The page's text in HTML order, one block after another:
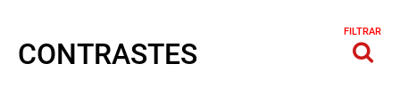
CONTRASTES
FILTRAR